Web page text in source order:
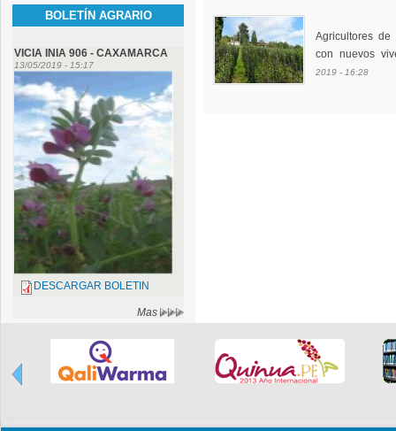
BOLETÍN AGRARIO
VICIA INIA 906 - CAXAMARCA
13/05/2019 - 15:17
DESCARGAR BOLETIN
Mas
Agricultores
con nuevos
2019 - 16:28